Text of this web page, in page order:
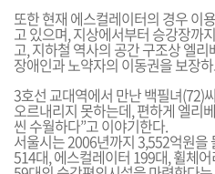
또한 현재 에스컬레이터의 경우 이
고 있으며, 지상에서부터 승강장까
고, 지하철 역사의 공간 구조상 엘
장애인과 노약자의 이동권을 보장
3호선 교대역에서 만난 백필녀(72)
오르내리지 못하는데, 편하게 엘리
씬 수월하다”고 이야기한다.
서울시는 2006년까지 3,552억원
514대, 에스컬레이터 199대, 휠체